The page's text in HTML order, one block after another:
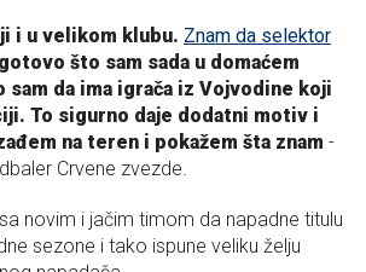
i u velikom klubu. Znam da selektor
što sam sada u domaćem
da ima igrača iz Vojvodine koji
To sigurno daje dodatni motiv i
na teren i pokažem šta znam -
Crvene zvezde.
novim i jačim timom da napadne titulu
sezone i tako ispune veliku želju